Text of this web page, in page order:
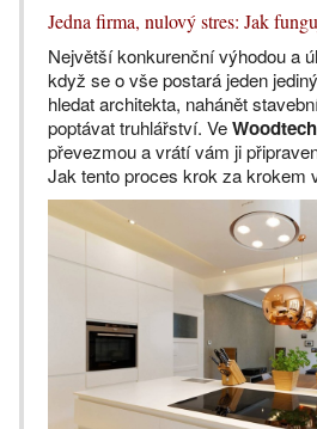
Jedna firma, nulový stres: Jak
Největší konkurenční výhodou a
když se o vše postará jeden
hledat architekta, nahánět
poptávat truhlářství. VeWoodtech
převezmou a vrátí vám ji
Jak tento proces krok za krokem